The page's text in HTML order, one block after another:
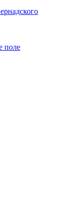
поле